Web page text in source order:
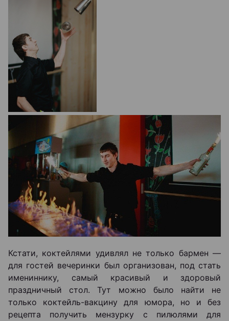
Кстати, коктейлями удивлял не только бармен —
для гостей вечеринки был организован, под стать
имениннику, самый красивый и здоровый
праздничный стол. Тут можно было найти не
только коктейль-вакцину для юмора, но и без
рецепта получить мензурку с пилюлями для